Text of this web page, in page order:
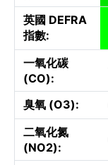
英國 DEFRA
指數:
一氧化碳
(CO):
臭氧 (O3):
二氧化氮
(NO2):